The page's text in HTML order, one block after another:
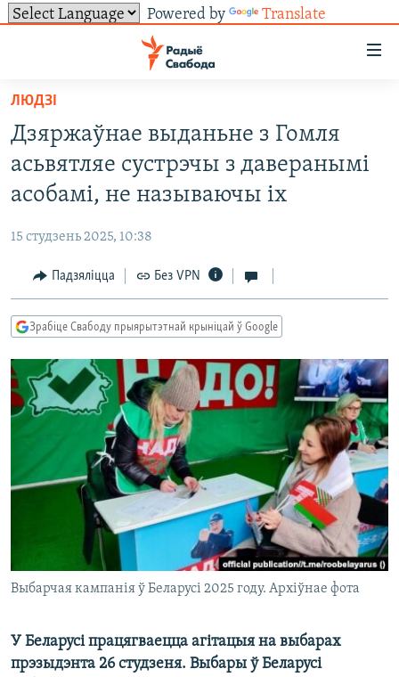
Powered by Translate
ўнівэрсальнага
доступу
Перайсьці
да
галоўнага
зьместу
да
навігацыі
Перайсьці
да
УСЕ НАВІНЫ
ВІДЭА І ФОТА
ПАЛІТЫКА
ЭКАНОМІКА
ПАЛІТВЯЗЬНІ
КУЛЬТУРА
ТОЛЬКІ НА СВАБОДЗЕ
ТЭСТЫ
ГІСТОРЫЯ НА СВАБОДЗЕ
ПАДКАСТЫ
PREMIUM
МОВА
НА ХВАЛЯХ СВАБОДЫ
СУВЯЗЬ
ПАДЗЯЛІЦЦА ІНФАРМАЦЫЯЙ
RSS
ПАДКАСТЫ
Усе сайты РС/РСЭ
ЛЮДЗІ
Дзяржаўнае выданьне з Гомля
асьвятляе сустрэчы з даверанымі
асобамі, не называючы іх
15 студзень 2025, 10:38
Падзяліцца Без VPN
Зрабіце Свабоду прыярытэтнай крыніцай ў Google
Выбарчая кампанія ў Беларусі 2025 году. Архіўнае фота
У Беларусі працягваецца агітацыя на выбарах
прэзыдэнта 26 студзеня. Выбары ў Беларусі